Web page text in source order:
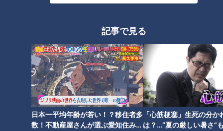
記事で見る
日本一平均年齢が若い！？移住者多
数！不動産屋さんが選ぶ愛知住みた
「心筋梗塞」生死の分か
は？…“夏の厳しい暑さ”
マヂラブの二人が思わず「怖いね」と言った、“私以外の女を
視界に入れないで”や“私の隣から離れないで”というタイトル
も個性が強い作品や、村上が気にいった“暖か”という可愛らし
い作品も見られました。